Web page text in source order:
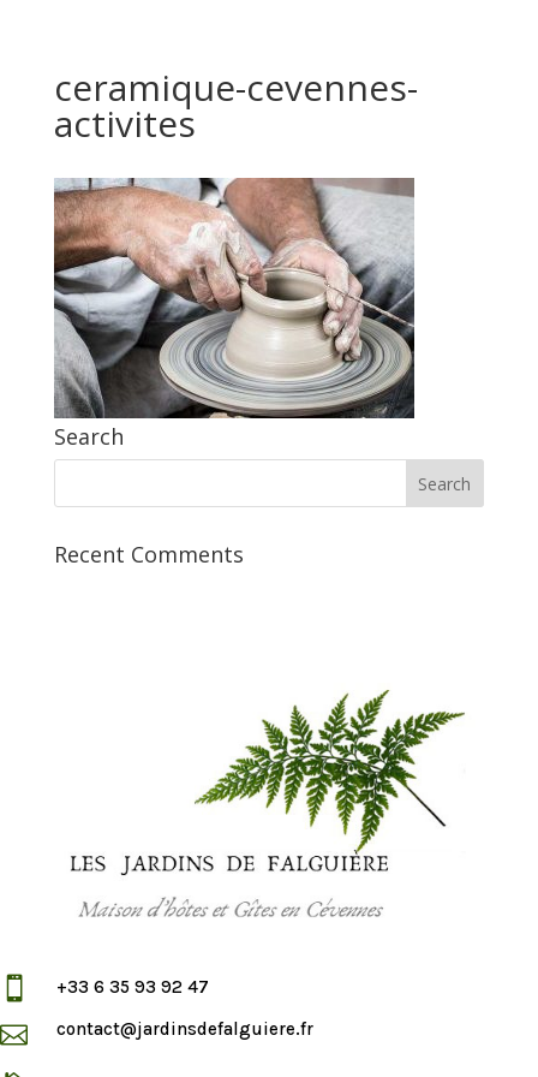
ceramique-cevennes-
activites
Search
Recent Comments
 +33 6 35 93 92 47
 contact@jardinsdefalguiere.fr